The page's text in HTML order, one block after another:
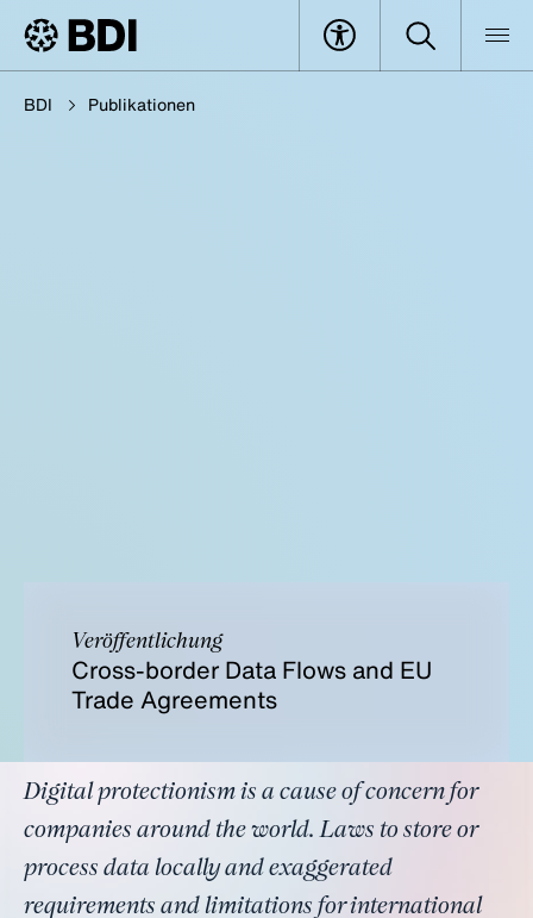
BDI Publikationen
Veröffentlichung
Cross-border Data Flows and EU
Trade Agreements
Digital protectionism is a cause of concern for
companies around the world. Laws to store or
process data locally and exaggerated
requirements and limitations for international